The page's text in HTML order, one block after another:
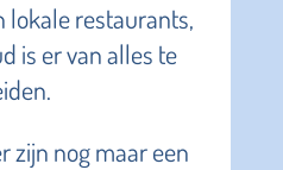
lokale restaurants,
is er van alles te
zijn nog maar een